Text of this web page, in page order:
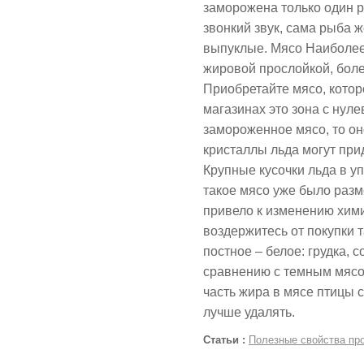
заморожена только один
звонкий звук, сама рыба
выпуклые. Мясо
жировой прослойкой,
Приобретайте мясо,
магазинах это зона с
замороженное мясо, то
кристаллы льда могут
Крупные кусочки льда в
такое мясо уже было
привело к изменению
воздержитесь от
постное – белое:
сравнению с темным
часть жира в мясе птицы
лучше удалять.
Статьи : Полезные свойства